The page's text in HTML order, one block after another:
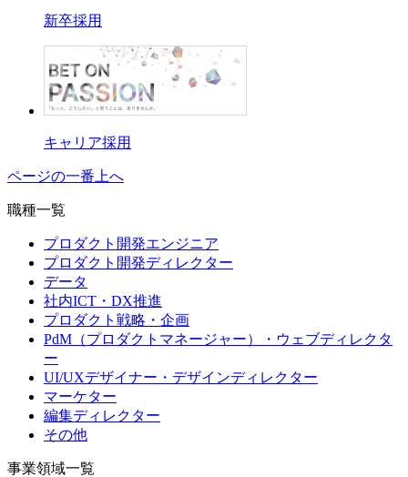
新卒採用
キャリア採用
ページの一番上へ
職種一覧
プロダクト開発エンジニア
プロダクト開発ディレクター
データ
社内ICT・DX推進
プロダクト戦略・企画
PdM（プロダクトマネージャー）・ウェブディレクタ
ー
UI/UXデザイナー・デザインディレクター
マーケター
編集ディレクター
その他
事業領域一覧